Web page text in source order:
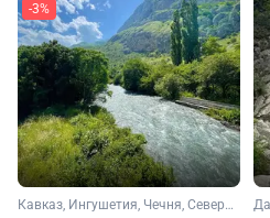
-3%
Кавказ, Ингушетия, Чечня, Северная Осетия, Дагестан